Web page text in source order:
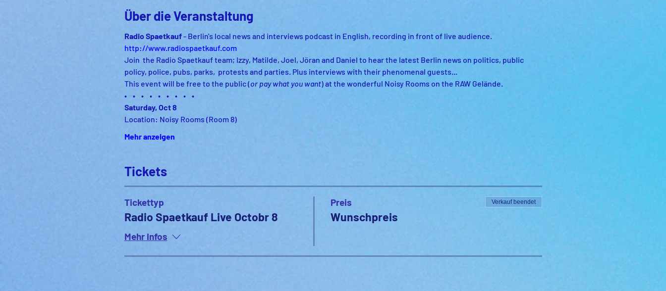
Über die Veranstaltung
Radio Spaetkauf - Berlin's local news and interviews podcast in English, recording in front of live audience.
http://www.radiospaetkauf.com
Join  the Radio Spaetkauf team; Izzy, Matilde, Joel, Jöran and Daniel to hear the latest Berlin news on politics, public
policy, police, pubs, parks,  protests and parties. Plus interviews with their phenomenal guests...
This event will be free to the public (or pay what you want) at the wonderful Noisy Rooms on the RAW Gelände.
•    •    •    •    •    •    •    •    •
Saturday, Oct 8
Location: Noisy Rooms (Room 8)
Mehr anzeigen
Tickets
Tickettyp
Radio Spaetkauf Live Octobr 8
Mehr Infos
Preis
Wunschpreis
Verkauf beendet